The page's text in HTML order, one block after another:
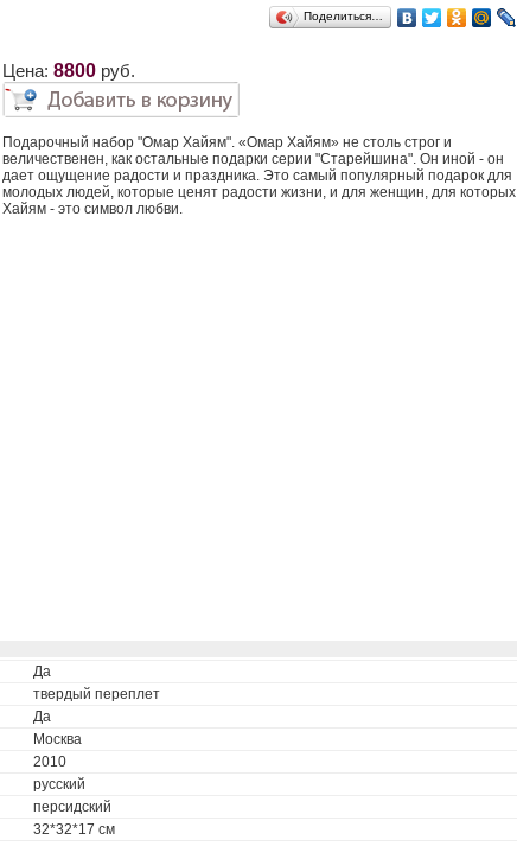
Поделиться…
Цена: 8800 руб.
Подарочный набор "Омар Хайям". «Омар Хайям» не столь строг и
величественен, как остальные подарки серии "Старейшина". Он иной - он
дает ощущение радости и праздника. Это самый популярный подарок для
молодых людей, которые ценят радости жизни, и для женщин, для которых
Хайям - это символ любви.
Да
твердый переплет
Да
Москва
2010
русский
персидский
32*32*17 см